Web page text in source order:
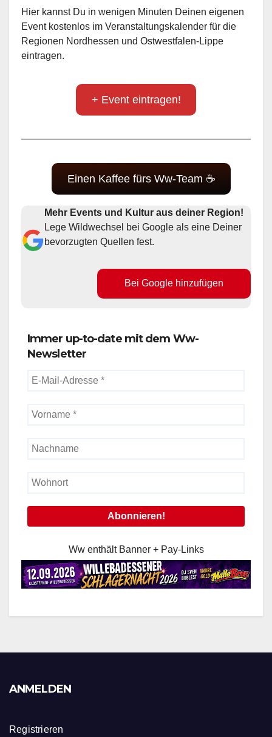
Hier kannst Du in wenigen Minuten Deinen eigenen
Event kostenlos im Veranstaltungskalender für die
Regionen Nordhessen und Ostwestfalen-Lippe
eintragen.
+ Event eintragen!
Einen Kaffee fürs Ww-Team ☕
Mehr Events und Kultur aus deiner Region!
Lege Wildwechsel bei Google als eine Deiner
bevorzugten Quellen fest.
Bei Google hinzufügen
Immer up-to-date mit dem Ww-
Newsletter
Ww enthält Banner + Pay-Links
ANMELDEN
Registrieren